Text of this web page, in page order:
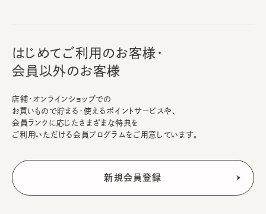
はじめてご利用のお客様・
会員以外のお客様
店舗・オンラインショップでの
お買いもので貯まる・使えるポイントサービスや、
会員ランクに応じたさまざまな特典を
ご利用いただける会員プログラムをご用意しています。